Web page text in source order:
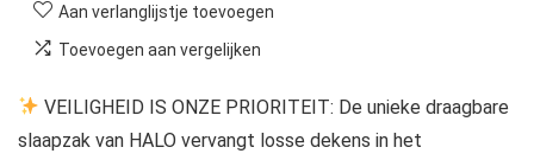
Aan verlanglijstje toevoegen
Toevoegen aan vergelijken
VEILIGHEID IS ONZE PRIORITEIT: De unieke draagbare
slaapzak van HALO vervangt losse dekens in het